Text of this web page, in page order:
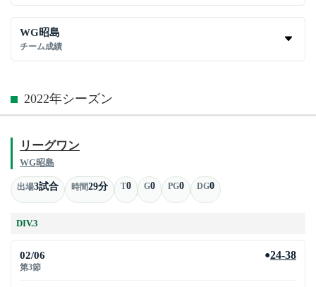
WG昭島
チーム成績
2022年シーズン
リーグワン
WG昭島
出場3試合 時間29分 T0 G0 PG0 DG0
DIV.3
02/06
第3節
●24-38